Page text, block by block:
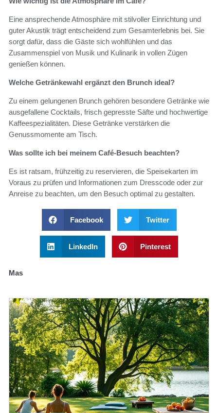
Eine ansprechende Atmosphäre mit stilvoller Einrichtung und
guter Akustik trägt entscheidend zum Gesamterlebnis bei. Sie
sorgt dafür, dass die Gäste sich wohlfühlen und das
Zusammenspiel von Musik und Kulinarik in vollen Zügen
genießen können.
Welche Getränkewahl ergänzt den Brunch ideal?
Zu einem gelungenen Brunch gehören besondere Getränke wie
ausgefallene Cocktails, frisch gepresste Säfte und hochwertige
Kaffeespezialitäten. Diese Getränke verstärken die
Genussmomente am Tisch.
Was sollte ich bei meinem Café-Besuch beachten?
Es ist ratsam, frühzeitig zu reservieren, die Speisekarten im
Voraus zu prüfen und Informationen zum Dresscode oder zur
Anreise zu beachten, um den Besuch optimal zu gestalten.
Facebook Twitter
LinkedIn Pinterest
Mas